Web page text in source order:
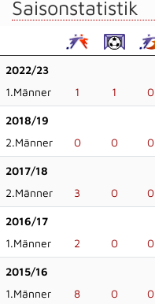
Saisonstatistik
2022/23
1.Männer
1 1 0
2018/19
2.Männer
0 0 0
2017/18
2.Männer
3 0 0
2016/17
1.Männer
2 0 0
2015/16
1.Männer
8 0 0